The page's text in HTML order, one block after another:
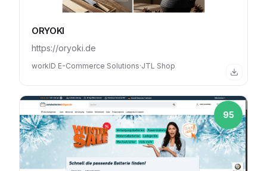
ORYOKI
https://oryoki.de
workID E-Commerce Solutions·JTL Shop
95